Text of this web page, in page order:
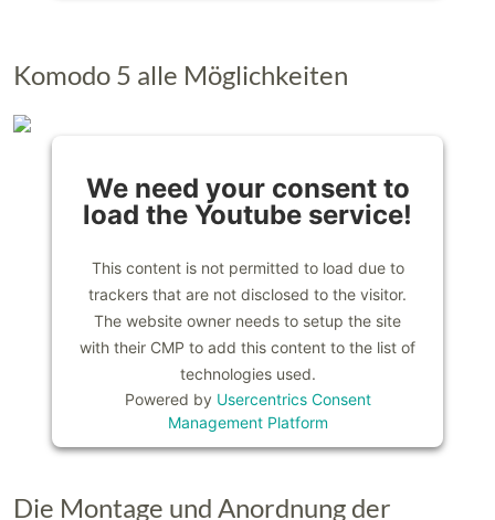
Komodo 5 alle Möglichkeiten
We need your consent to
load the Youtube service!
This content is not permitted to load due to
trackers that are not disclosed to the visitor.
The website owner needs to setup the site
with their CMP to add this content to the list of
technologies used.
Powered by Usercentrics Consent
Management Platform
Die Montage und Anordnung der